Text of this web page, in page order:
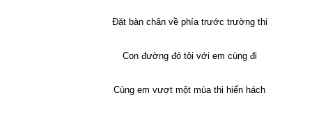
Đặt bàn chân về phía trước trường thi
Con đường đó tôi với em cùng đi
Cùng em vượt một mùa thi hiển hách